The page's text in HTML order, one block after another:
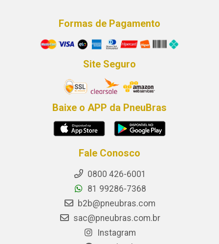
Formas de Pagamento
Site Seguro
Baixe o APP da PneuBras
Fale Conosco
0800 426-6001
81 99286-7368
b2b@pneubras.com
sac@pneubras.com.br
Instagram